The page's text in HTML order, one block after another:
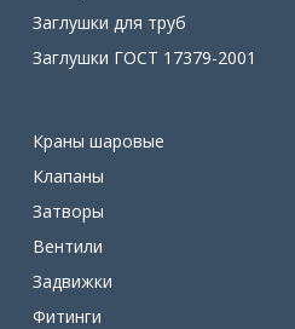
Заглушки для труб
Заглушки ГОСТ 17379-2001
Краны шаровые
Клапаны
Затворы
Вентили
Задвижки
Фитинги